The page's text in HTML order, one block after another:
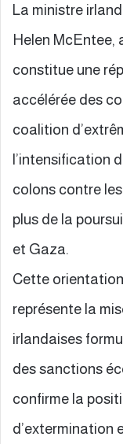
La ministre
Helen McEntee,
constitue une
accélérée des
coalition
l’intensification
colons contre
plus de la
et Gaza.
Cette
représente la
irlandaises
des sanctions
confirme la
d’extermination